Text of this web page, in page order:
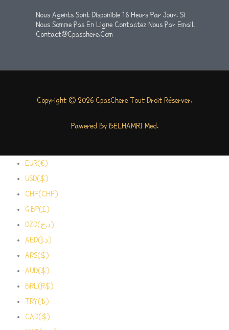
Nous Agents Sont Disponible 16 Heurs Par Jour. Si
Nous Somme Pas En Ligne Contactez Nous Par Email.
Contact@cpaschere.com
Copyright © 2026 CpasChere Tout Droit Réserver.
Pawered By BELHAMRI Med.
EUR(€)
USD($)
CHF(CHF)
GBP(£)
DZD(د.ج)
AED(د.إ)
ARS($)
AUD($)
BRL(R$)
TRY(₺)
CAD($)